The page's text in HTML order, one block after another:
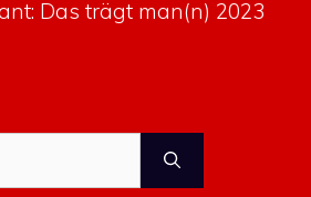
Das trägt man(n) 2023